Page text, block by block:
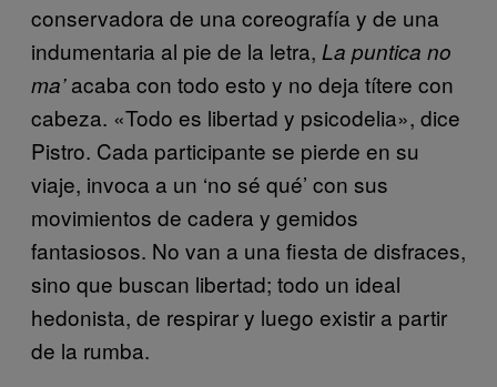
conservadora de una coreografía y de una
indumentaria al pie de la letra, La puntica no
ma’acaba con todo esto y no deja títere con
cabeza. «Todo es libertad y psicodelia», dice
Pistro. Cada participante se pierde en su
viaje, invoca a un ‘no sé qué’ con sus
movimientos de cadera y gemidos
fantasiosos. No van a una fiesta de disfraces,
sino que buscan libertad; todo un ideal
hedonista, de respirar y luego existir a partir
de la rumba.